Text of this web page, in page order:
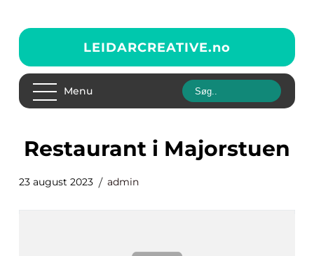
LEIDARCREATIVE.no
Menu
restaurant i Majorstuen
23 august 2023 admin